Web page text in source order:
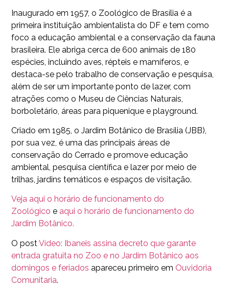
Inaugurado em 1957, o Zoológico de Brasília é a
primeira instituição ambientalista do DF e tem como
foco a educação ambiental e a conservação da fauna
brasileira. Ele abriga cerca de 600 animais de 180
espécies, incluindo aves, répteis e mamíferos, e
destaca-se pelo trabalho de conservação e pesquisa,
além de ser um importante ponto de lazer, com
atrações como o Museu de Ciências Naturais,
borboletário, áreas para piquenique e playground.
Criado em 1985, o Jardim Botânico de Brasília (JBB),
por sua vez, é uma das principais áreas de
conservação do Cerrado e promove educação
ambiental, pesquisa científica e lazer por meio de
trilhas, jardins temáticos e espaços de visitação.
Veja aqui o horário de funcionamento do
Zoológico e aqui o horário de funcionamento do
Jardim Botânico.
O postVídeo: Ibaneis assina decreto que garante
entrada gratuita no Zoo e no Jardim Botânico aos
domingos e feriados apareceu primeiro em Ouvidoria
Comunitaria.